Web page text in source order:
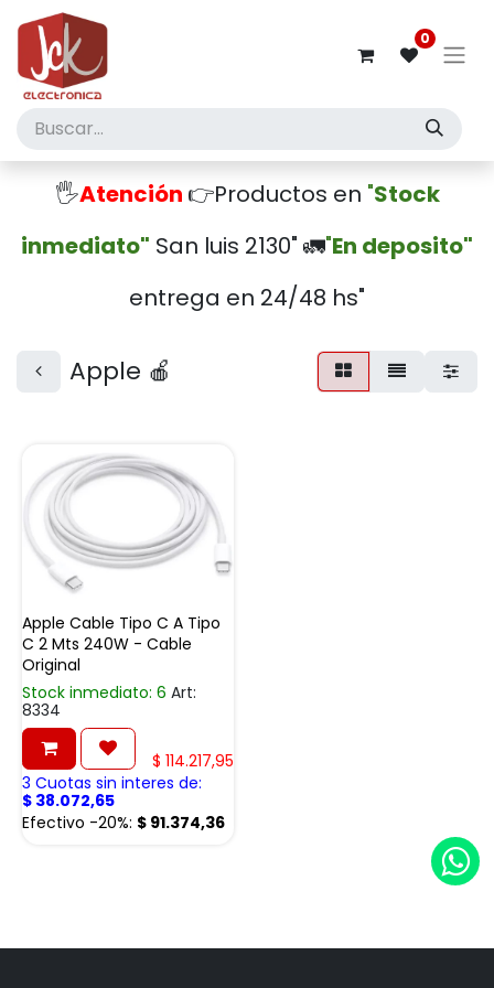
0
🖐️Atención 👉Productos en "Stock
inmediato" San luis 2130" 🚛"En deposito"
entrega en 24/48 hs"
Apple 🍎
Apple Cable Tipo C A Tipo
C 2 Mts 240W - Cable
Original
Stock inmediato: 6 Art:
8334
$ 114.217,95
3 Cuotas sin interes de:
$ 38.072,65
Efectivo -20%: $ 91.374,36